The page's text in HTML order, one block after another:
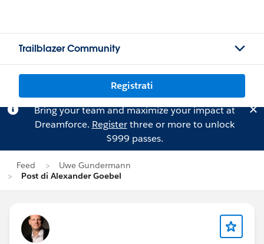
Trailblazer Community
Registrati
Bring your team and maximize your impact at
Dreamforce. Registerthree or more to unlock
$999 passes.
Feed
Uwe Gundermann
Post di Alexander Goebel